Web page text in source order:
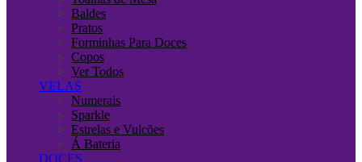
Baldes
Pratos
Forminhas Para Doces
Copos
Ver Todos
VELAS
Numerais
Sparkle
Estrelas e Vulcões
Á Bateria
DOCES